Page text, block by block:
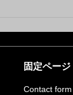
固定ページ
Contact form